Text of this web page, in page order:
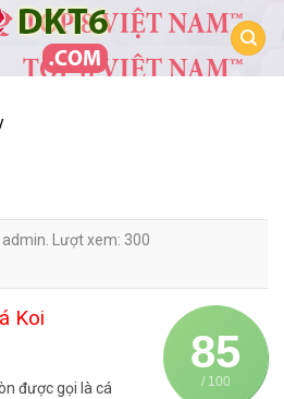
Lượt xem: 300
85
/ 100
Koi
được gọi là cá